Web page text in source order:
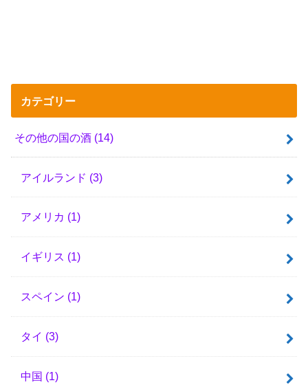
カテゴリー
その他の国の酒 (14)
アイルランド (3)
アメリカ (1)
イギリス (1)
スペイン (1)
タイ (3)
中国 (1)